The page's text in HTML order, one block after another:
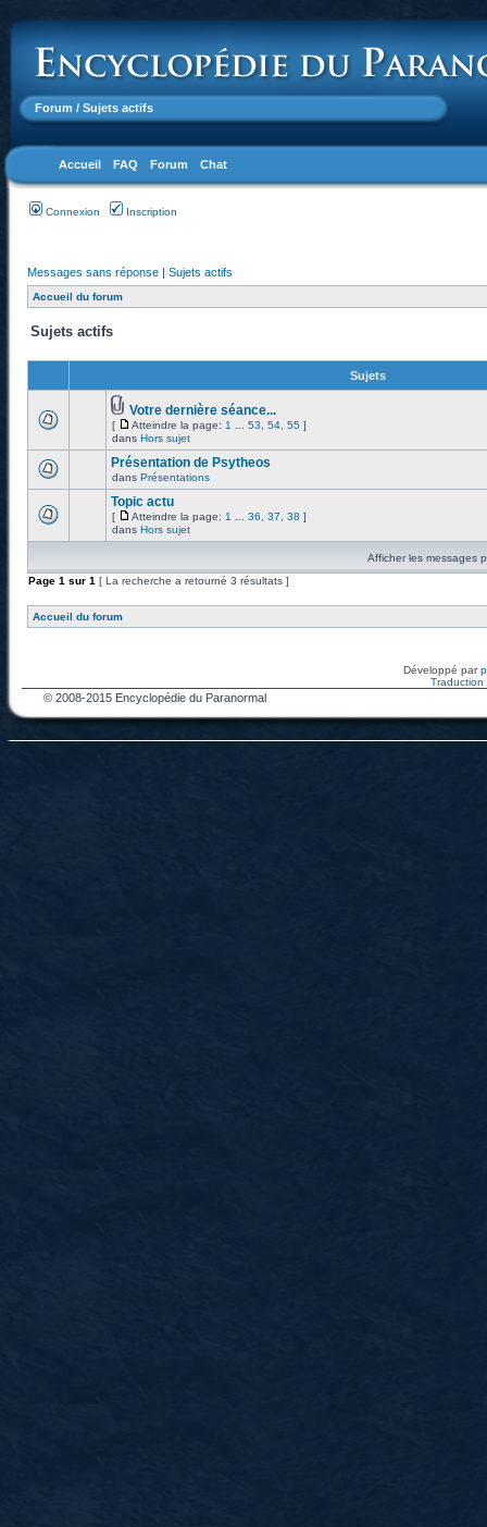
Forum / Sujets actifs
Accueil FAQ Forum Chat
Connexion Inscription
Messages sans réponse | Sujets actifs
Accueil du forum
Sujets actifs
Sujets
Votre dernière séance...
[ Atteindre la page: 1 53 54 55 ]
dans Hors sujet
Présentation de Psytheos
dans Présentations
Topic actu
[ Atteindre la page: 1 36 37 38 ]
dans Hors sujet
Afficher les messages
Page 1 sur 1 [ La recherche a retourné 3 résultats ]
Accueil du forum
Développé par
Traduction
© 2008-2015 Encyclopédie du Paranormal